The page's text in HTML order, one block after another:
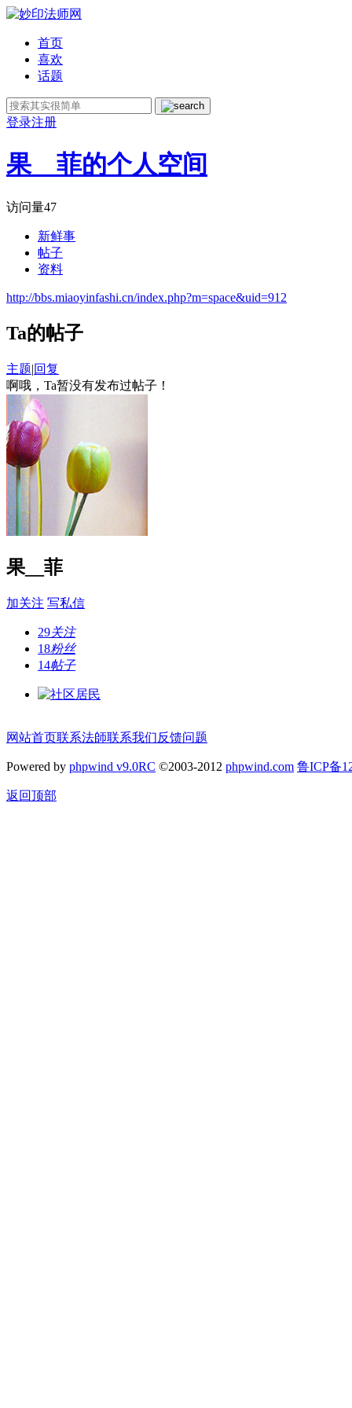
首页
喜欢
话题
登录注册
果__菲的个人空间
访问量47
新鲜事
帖子
资料
http://bbs.miaoyinfashi.cn/index.php?m=space&uid=912
Ta的帖子
主题|回复
啊哦，Ta暂没有发布过帖子！
果__菲
加关注 写私信
29关注
18粉丝
14帖子
网站首页联系法師联系我们反馈问题
Powered by phpwind v9.0RC ©2003-2012 phpwind.com 鲁ICP备
返回顶部